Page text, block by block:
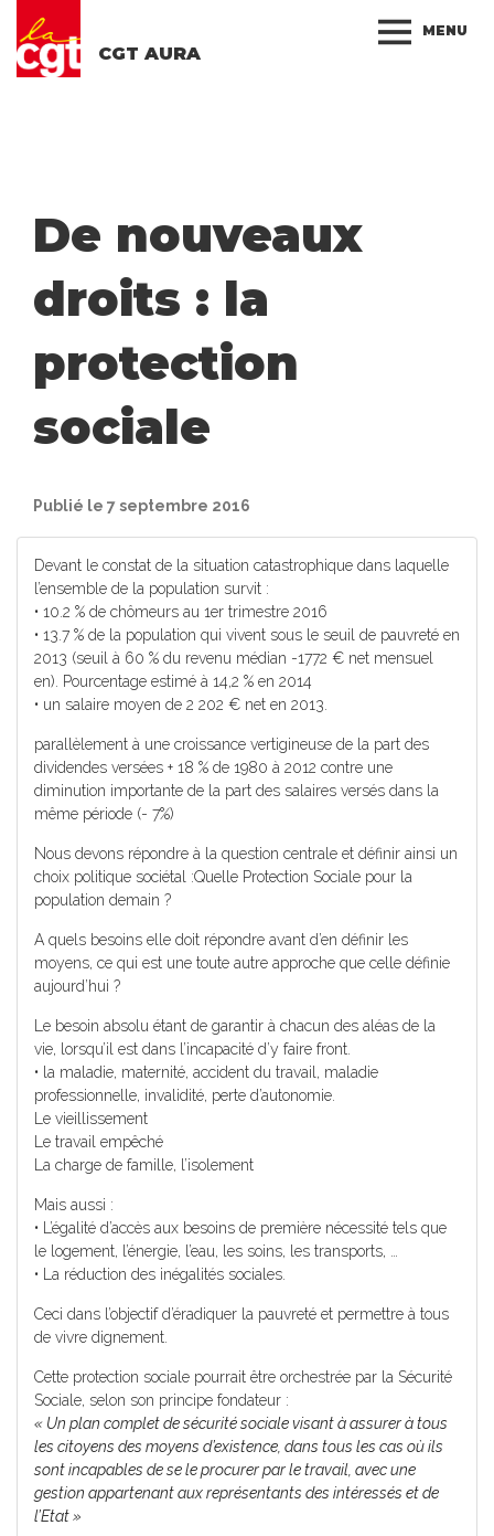
CGT AURA
MENU
De nouveaux
droits : la
protection
sociale
Publié le 7 septembre 2016
Devant le constat de la situation catastrophique dans laquelle
l’ensemble de la population survit :
• 10.2 % de chômeurs au 1er trimestre 2016
• 13.7 % de la population qui vivent sous le seuil de pauvreté en
2013 (seuil à 60 % du revenu médian -1772 € net mensuel
en). Pourcentage estimé à 14,2 % en 2014
• un salaire moyen de 2 202 € net en 2013.
parallèlement à une croissance vertigineuse de la part des
dividendes versées + 18 % de 1980 à 2012 contre une
diminution importante de la part des salaires versés dans la
même période (- 7%)
Nous devons répondre à la question centrale et définir ainsi un
choix politique sociétal :Quelle Protection Sociale pour la
population demain ?
A quels besoins elle doit répondre avant d’en définir les
moyens, ce qui est une toute autre approche que celle définie
aujourd’hui ?
Le besoin absolu étant de garantir à chacun des aléas de la
vie, lorsqu’il est dans l’incapacité d’y faire front.
• la maladie, maternité, accident du travail, maladie
professionnelle, invalidité, perte d’autonomie.
Le vieillissement
Le travail empêché
La charge de famille, l’isolement
Mais aussi :
• L’égalité d’accès aux besoins de première nécessité tels que
le logement, l’énergie, l’eau, les soins, les transports, …
• La réduction des inégalités sociales.
Ceci dans l’objectif d’éradiquer la pauvreté et permettre à tous
de vivre dignement.
Cette protection sociale pourrait être orchestrée par la Sécurité
Sociale, selon son principe fondateur :
« Un plan complet de sécurité sociale visant à assurer à tous
les citoyens des moyens d’existence, dans tous les cas où ils
sont incapables de se le procurer par le travail, avec une
gestion appartenant aux représentants des intéressés et de
l’Etat »